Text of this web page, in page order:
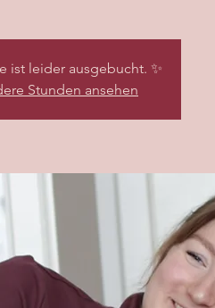
ist leider ausgebucht. ✨
Stunden ansehen